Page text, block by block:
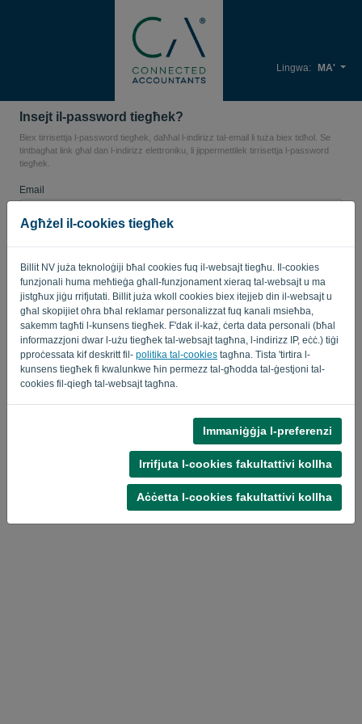
Agħżel il-cookies tiegħek
Billit NV juża teknoloġiji bħal cookies fuq il-websajt tiegħu. Il-cookies
funzjonali huma meħtieġa għall-funzjonament xieraq tal-websajt u ma
jistgħux jiġu rrifjutati. Billit juża wkoll cookies biex itejjeb din il-websajt u
għal skopijiet oħra bħal reklamar personalizzat fuq kanali msieħba,
sakemm tagħti l-kunsens tiegħek. F'dak il-każ, ċerta data personali (bħal
informazzjoni dwar l-użu tiegħek tal-websajt tagħna, l-indirizz IP, eċċ.) tiġi
pproċessata kif deskritt fil- politika tal-cookies tagħna. Tista 'tirtira l-
kunsens tiegħek fi kwalunkwe ħin permezz tal-għodda tal-ġestjoni tal-
cookies fil-qiegħ tal-websajt tagħna.
Immaniġġja l-preferenzi
Irrifjuta l-cookies fakultattivi kollha
Aċċetta l-cookies fakultattivi kollha
Lingwa: MA'
Insejt il-password tiegħek?
Biex tirrisettja l-password tiegħek, daħħal l-indirizz tal-email li tuża biex tidħol. Se
tintbagħat link għal dan l-indirizz elettroniku, li jippermettilek tirrisettja l-password
tiegħek.
Email
M'intix kompjuter? Imla ' '.
IBGĦAT IL-LINK
Lura għall-login
Privacy Policy-Terms of Service